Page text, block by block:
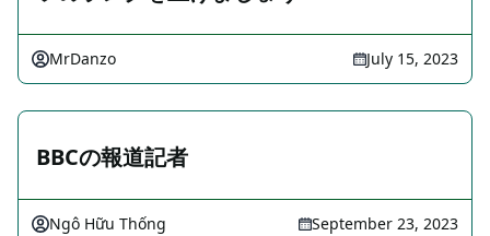
MrDanzo July 15, 2023
BBCの報道記者
Ngô Hữu Thống September 23, 2023